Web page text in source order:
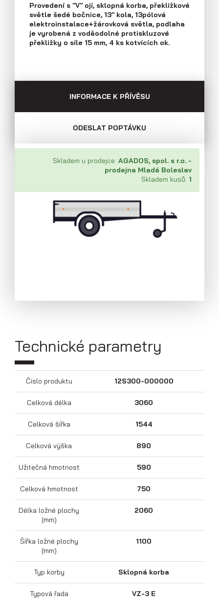
Sledujte nás
Přívěsy s koly vedle ložné plochy
(překližkové a hliníkové bočnice)
Přepravníky motocyklů
Provedení s "V" ojí, sklopná korba, překližkové
světle šedé bočnice, 13" kola, 13pólová
elektroinstalace+žárovková světla, podlaha
je vyrobená z voděodolné protiskluzové
překližky o síle 15 mm, 4 ks kotvících ok.
INFORMACE K PŘÍVĚSU
ODESLAT POPTÁVKU
Skladem u prodejce: AGADOS, spol. s r.o. -
prodejna Mladá Boleslav
Skladem kusů: 1
Technické parametry
Číslo produktu 12S300-000000
Celková délka 3060
Celková šířka 1544
Celková výška 890
Užitečná hmotnost 590
Celková hmotnost 750
Délka ložné plochy
(mm)
2060
Šířka ložné plochy
(mm)
1100
Typ korby Sklopná korba
Typová řada VZ-3 E